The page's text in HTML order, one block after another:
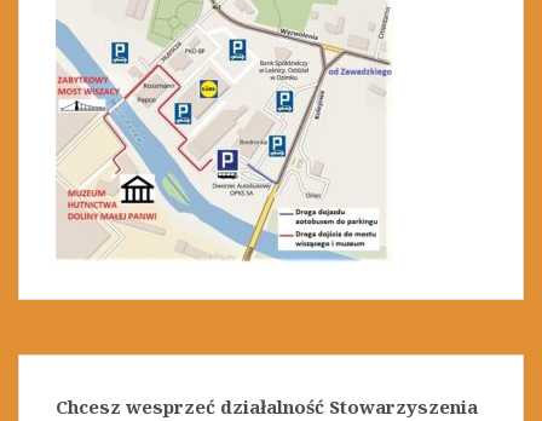
Chcesz wesprzeć działalność Stowarzyszenia